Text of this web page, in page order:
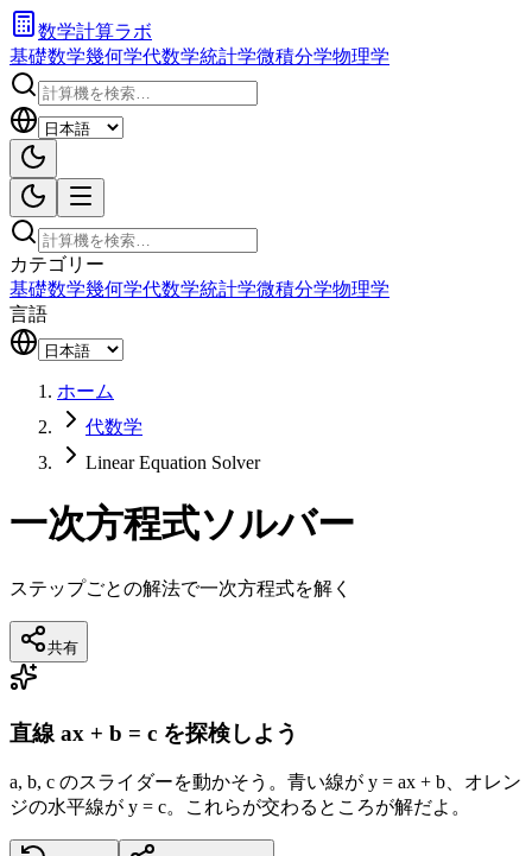
数学計算ラボ
基礎数学幾何学代数学統計学微積分学物理学
カテゴリー
基礎数学幾何学代数学統計学微積分学物理学
言語
ホーム
代数学
Linear Equation Solver
一次方程式ソルバー
ステップごとの解法で一次方程式を解く
共有
直線 ax + b = c を探検しよう
a, b, c のスライダーを動かそう。青い線が y = ax + b、オレン
ジの水平線が y = c。これらが交わるところが解だよ。